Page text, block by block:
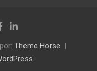
Theme Horse